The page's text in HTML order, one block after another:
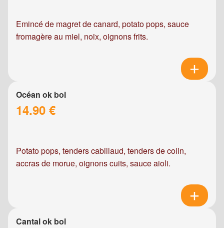
Emincé de magret de canard, potato pops, sauce
fromagère au miel, noix, oignons frits.
Océan ok bol
14.90 €
Potato pops, tenders cabillaud, tenders de colin,
accras de morue, oignons cuits, sauce aioli.
Cantal ok bol